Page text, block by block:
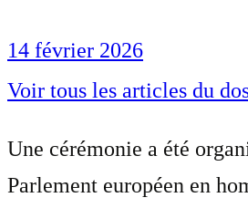
14 février 2026
Voir tous les articles du
Une cérémonie a été
Parlement européen en